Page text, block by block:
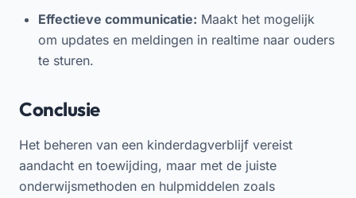
Effectieve communicatie: Maakt het mogelijk
om updates en meldingen in realtime naar ouders
te sturen.
Conclusie
Het beheren van een kinderdagverblijf vereist
aandacht en toewijding, maar met de juiste
onderwijsmethoden en hulpmiddelen zoals